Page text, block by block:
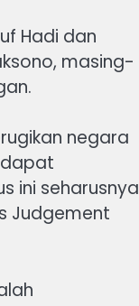
Hadi dan
masing-
negara
ini seharusnya
Judgement